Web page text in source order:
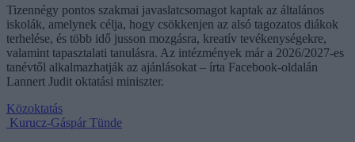
Tizennégy pontos szakmai javaslatcsomagot kaptak az általános
iskolák, amelynek célja, hogy csökkenjen az alsó tagozatos diákok
terhelése, és több idő jusson mozgásra, kreatív tevékenységekre,
valamint tapasztalati tanulásra. Az intézmények már a 2026/2027-es
tanévtől alkalmazhatják az ajánlásokat – írta Facebook-oldalán
Lannert Judit oktatási miniszter.
Közoktatás
Kurucz-Gáspár Tünde